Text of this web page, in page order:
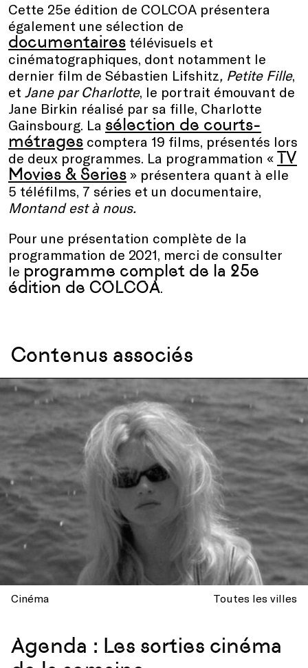
Cette 25e édition de COLCOA présentera
également une sélection de
documentaires télévisuels et
cinématographiques, dont notamment le
dernier film de Sébastien Lifshitz, Petite Fille,
et Jane par Charlotte, le portrait émouvant de
Jane Birkin réalisé par sa fille, Charlotte
Gainsbourg. La sélection de courts-
métrages comptera 19 films, présentés lors
de deux programmes. La programmation « TV
Movies & Series » présentera quant à elle
5 téléfilms, 7 séries et un documentaire,
Montand est à nous.
Pour une présentation complète de la
programmation de 2021, merci de consulter
le programme complet de la 25e
édition de COLCOA.
Contenus associés
Cinéma Toutes les villes
Agenda : Les sorties cinéma